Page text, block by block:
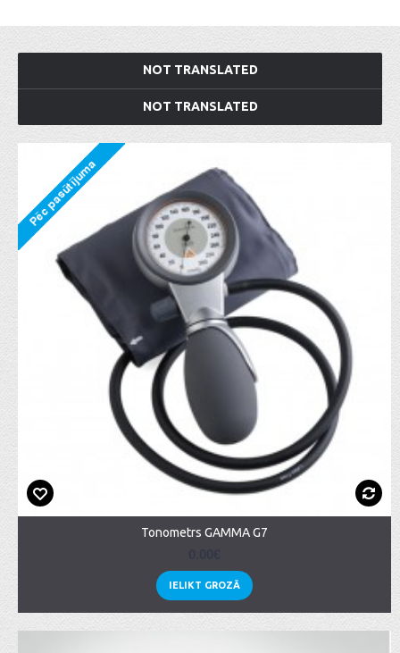
NOT TRANSLATED
NOT TRANSLATED
Tonometrs GAMMA G7
IELIKT GROZĀ